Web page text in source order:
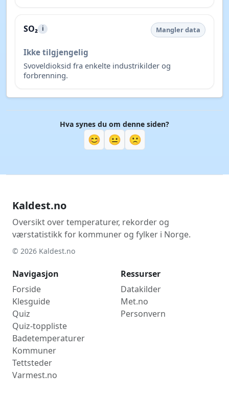
SO₂ i Mangler data
Ikke tilgjengelig
Svoveldioksid fra enkelte industrikilder og
forbrenning.
Hva synes du om denne siden?
😊 😐 🙁
Kaldest.no
Oversikt over temperaturer, rekorder og
værstatistikk for kommuner og fylker i Norge.
© 2026 Kaldest.no
Navigasjon
Forside
Klesguide
Quiz
Quiz-toppliste
Badetemperaturer
Kommuner
Tettsteder
Varmest.no
Ressurser
Datakilder
Met.no
Personvern